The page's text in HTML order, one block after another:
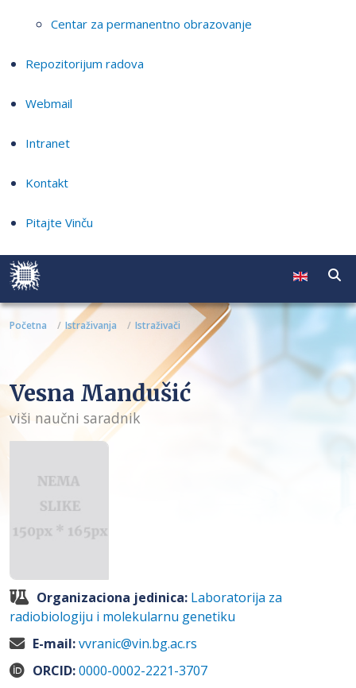
Centar za permanentno obrazovanje
Repozitorijum radova
Webmail
Intranet
Kontakt
Pitajte Vinču
Početna Istraživanja Istraživači
Vesna Mandušić
viši naučni saradnik
Organizaciona jedinica: Laboratorija za
radiobiologiju i molekularnu genetiku
E-mail:vvranic@vin.bg.ac.rs
ORCID:0000-0002-2221-3707